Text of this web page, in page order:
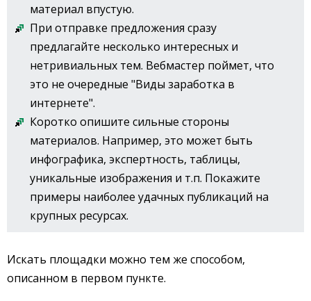
материал впустую.
При отправке предложения сразу
предлагайте несколько интересных и
нетривиальных тем. Вебмастер поймет, что
это не очередные "Виды заработка в
интернете".
Коротко опишите сильные стороны
материалов. Например, это может быть
инфографика, экспертность, таблицы,
уникальные изображения и т.п. Покажите
примеры наиболее удачных публикаций на
крупных ресурсах.
Искать площадки можно тем же способом,
описанном в первом пункте.